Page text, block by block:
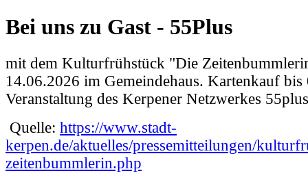
Bei uns zu Gast - 55Plus
mit dem Kulturfrühstück "Die
14.06.2026 im Gemeindehaus. Kartenkauf
Veranstaltung des Kerpener Netzwerkes 55plus
Quelle: https://www.stadt-
kerpen.de/aktuelles/pressemitteilungen/
zeitenbummlerin.php